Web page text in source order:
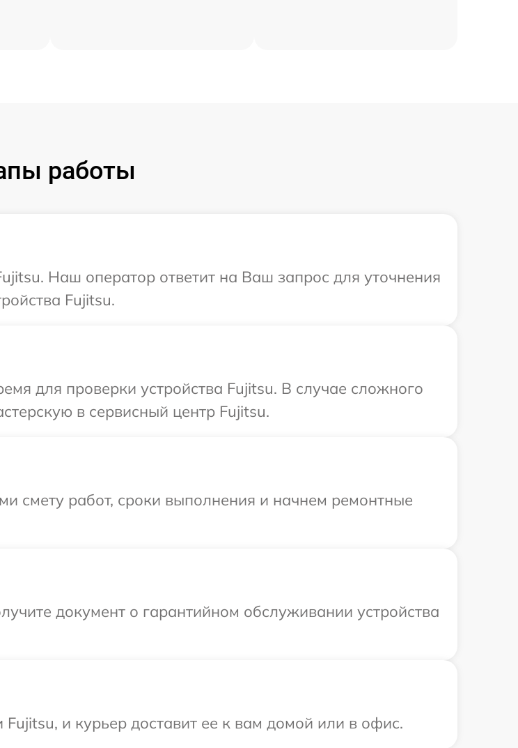
работы
Наш оператор ответит на Ваш запрос для уточнения
Fujitsu.
для проверки устройства Fujitsu. В случае сложного
в сервисный центр Fujitsu.
смету работ, сроки выполнения и начнем ремонтные
документ о гарантийном обслуживании устройства
и курьер доставит ее к вам домой или в офис.